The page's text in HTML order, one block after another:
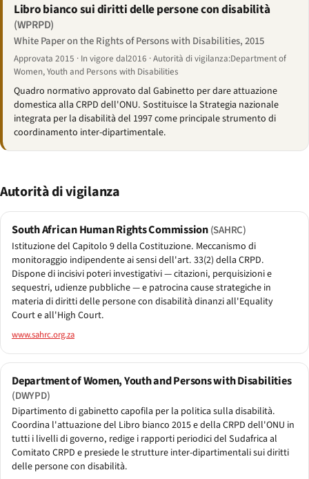
Libro bianco sui diritti delle persone con disabilità
(WPRPD)
White Paper on the Rights of Persons with Disabilities, 2015
Approvata 2015 · In vigore dal2016 · Autorità di vigilanza:Department of
Women, Youth and Persons with Disabilities
Quadro normativo approvato dal Gabinetto per dare attuazione
domestica alla CRPD dell'ONU. Sostituisce la Strategia nazionale
integrata per la disabilità del 1997 come principale strumento di
coordinamento inter-dipartimentale.
Autorità di vigilanza
South African Human Rights Commission(SAHRC)
Istituzione del Capitolo 9 della Costituzione. Meccanismo di
monitoraggio indipendente ai sensi dell'art. 33(2) della CRPD.
Dispone di incisivi poteri investigativi — citazioni, perquisizioni e
sequestri, udienze pubbliche — e patrocina cause strategiche in
materia di diritti delle persone con disabilità dinanzi all'Equality
Court e all'High Court.
www.sahrc.org.za
Department of Women, Youth and Persons with Disabilities
(DWYPD)
Dipartimento di gabinetto capofila per la politica sulla disabilità.
Coordina l'attuazione del Libro bianco 2015 e della CRPD dell'ONU in
tutti i livelli di governo, redige i rapporti periodici del Sudafrica al
Comitato CRPD e presiede le strutture inter-dipartimentali sui diritti
delle persone con disabilità.